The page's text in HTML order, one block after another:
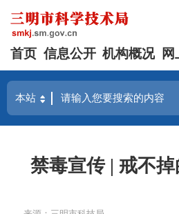
首页 信息公开 机构概况 网
禁毒宣传 | 戒不